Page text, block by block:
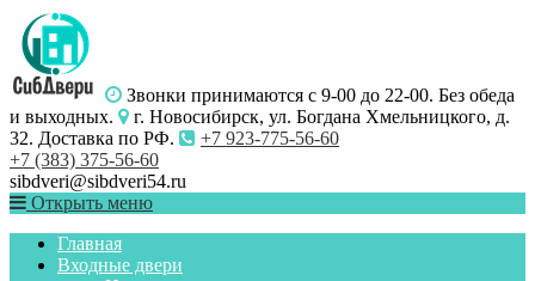
Звонки принимаются с 9-00 до 22-00. Без обеда
и выходных.
г. Новосибирск, ул. Богдана Хмельницкого, д.
32. Доставка по РФ.
+7 923-775-56-60
+7 (383) 375-56-60
sibdveri@sibdveri54.ru
Открыть меню
Главная
Входные двери